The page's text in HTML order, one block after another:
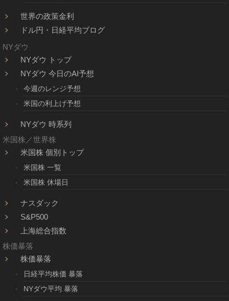
世界の政策金利
ドル円・日経平均ブログ
NYダウ
NYダウ トップ
NYダウ 今日のAI予想
今週のレンジ予想
米国の利上げ予想
NYダウ 時系列
米国株／世界株
米国株 個別トップ
米国株 一覧
米国株 休場日
ナスダック
S&P500
上海総合指数
株価暴落
株価暴落
日経平均株価 暴落
NYダウ平均 暴落